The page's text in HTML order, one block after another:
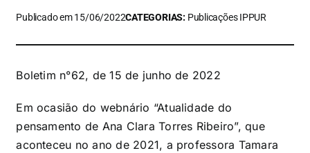
Publicado em 15/06/2022CATEGORIAS: Publicações IPPUR
Boletim n°62, de 15 de junho de 2022
Em ocasião do webnário “Atualidade do
pensamento de Ana Clara Torres Ribeiro”, que
aconteceu no ano de 2021, a professora Tamara